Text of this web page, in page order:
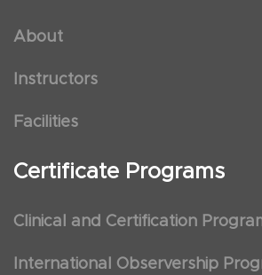
About
Instructors
Facilities
Certificate Programs
Clinical and Certification
International Observership